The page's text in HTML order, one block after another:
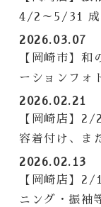
4/2～5/31 成
2026.03.07
【岡崎市】和
ーションフォ
2026.02.21
【岡崎店】2/
容着付け、ま
2026.02.13
【岡崎店】
ニング・振袖